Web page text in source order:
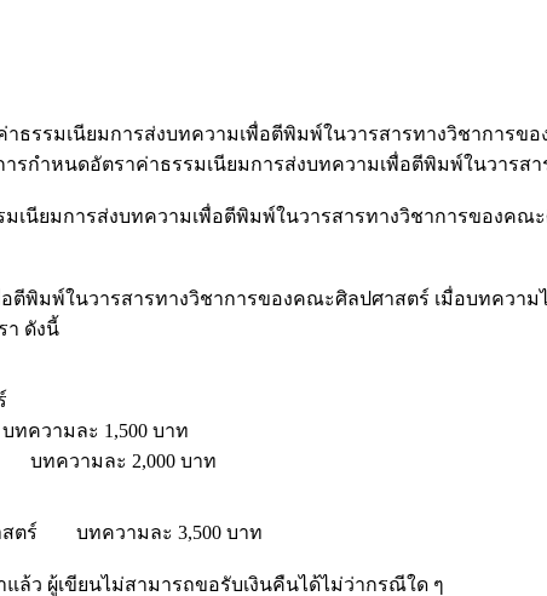
ธรรมเนียมการส่งบทความเพื่อตีพิมพ์ในวารสารทางวิชาการ
ารกำหนดอัตราค่าธรรมเนียมการส่งบทความเพื่อตีพิมพ์ในวาร
เนียมการส่งบทความเพื่อตีพิมพ์ในวารสารทางวิชาการของค
ตีพิมพ์ในวารสารทางวิชาการของคณะศิลปศาสตร์ เมื่อบทคว
า ดังนี้
บาท
ละ 2,000 บาท
สตร์ บทความละ 3,500 บาท
ล้ว ผู้เขียนไม่สามารถขอรับเงินคืนได้ไม่ว่ากรณีใด ๆ